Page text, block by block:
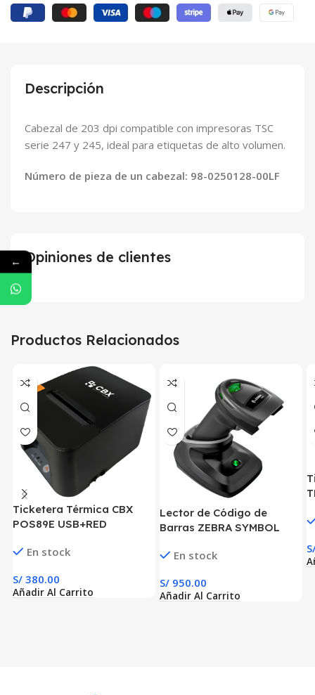
Descripción
Cabezal de 203 dpi compatible con impresoras TSC
serie 247 y 245, ideal para etiquetas de alto volumen.
Número de pieza de un cabezal: 98-0250128-00LF
Opiniones de clientes
Productos Relacionados
Ticketera Térmica CBX
POS89E USB+RED
En stock
S/ 380.00
Añadir Al Carrito
Lector de Código de
Barras ZEBRA SYMBOL
BT En stock
S/ 950.00
Añadir Al Carrito
←